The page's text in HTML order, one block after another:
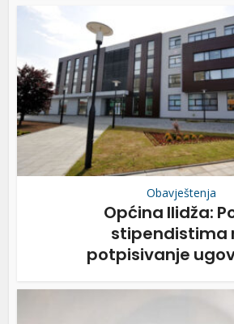
Obavještenja
Općina Ilidža:
stipendistima
potpisivanje